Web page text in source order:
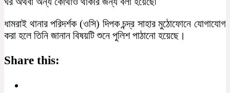
ধামরাই থানার পরিদর্শক (ওসি) দিপক চন্দ্র সাহার মুঠোফোনে যোগাযোগ
করা হলে তিনি জানান বিষয়টি শুনে পুলিশ পাঠানো হয়েছে।
Share this: